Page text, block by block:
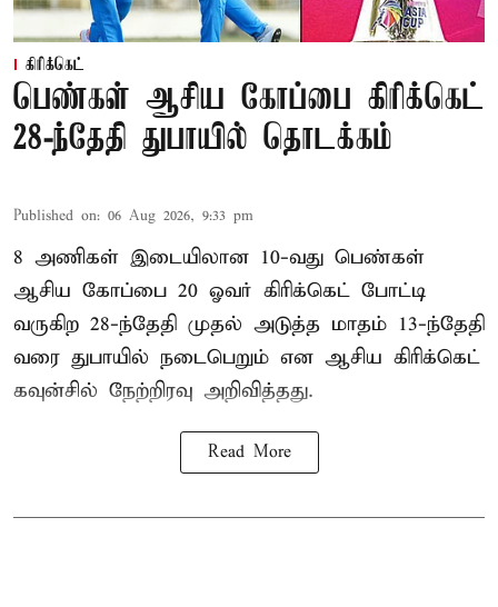
கிரிக்கெட்
பெண்கள் ஆசிய கோப்பை கிரிக்கெட்
28-ந்தேதி துபாயில் தொடக்கம்
Published on: 06 Aug 2026, 9:33 pm
8 அணிகள் இடையிலான 10-வது பெண்கள்
ஆசிய கோப்பை 20 ஓவர் கிரிக்கெட் போட்டி
வருகிற 28-ந்தேதி முதல் அடுத்த மாதம் 13-ந்தேதி
வரை துபாயில் நடைபெறும் என ஆசிய கிரிக்கெட்
கவுன்சில் நேற்றிரவு அறிவித்தது.
Read More